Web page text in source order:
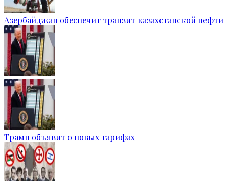
Азербайджан обеспечит транзит казахстанской нефти
Трамп объявит о новых тарифах